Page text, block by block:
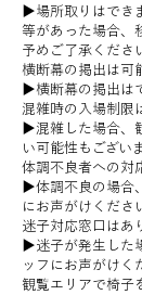
▶︎場所取りはでき
等があった場合、
予めご了承くださ
横断幕の掲出は可
▶︎横断幕の掲出は
混雑時の入場制限
▶︎混雑した場合、
い可能性もございま
体調不良者への対
▶︎体調不良の場合
にお声がけくださ
迷子対応窓口はあ
▶︎迷子が発生した
ッフにお声がけく
観覧エリアで椅子